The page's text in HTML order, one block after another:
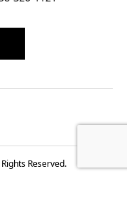
Reserved.月間スケジュール